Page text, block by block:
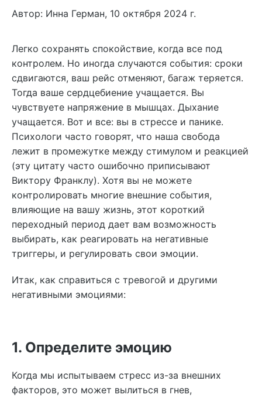
Автор: Инна Герман, 10 октября 2024 г.
Легко сохранять спокойствие, когда все под
контролем. Но иногда случаются события: сроки
сдвигаются, ваш рейс отменяют, багаж теряется.
Тогда ваше сердцебиение учащается. Вы
чувствуете напряжение в мышцах. Дыхание
учащается. Вот и все: вы в стрессе и панике.
Психологи часто говорят, что наша свобода
лежит в промежутке между стимулом и реакцией
(эту цитату часто ошибочно приписывают
Виктору Франклу). Хотя вы не можете
контролировать многие внешние события,
влияющие на вашу жизнь, этот короткий
переходный период дает вам возможность
выбирать, как реагировать на негативные
триггеры, и регулировать свои эмоции.
Итак, как справиться с тревогой и другими
негативными эмоциями:
1. Определите эмоцию
Когда мы испытываем стресс из-за внешних
факторов, это может вылиться в гнев,